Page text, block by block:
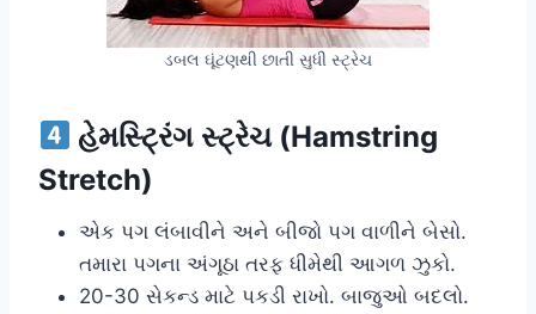
ડબલ ઘૂંટણથી છાતી સુધી સ્ટ્રેચ
હેમસ્ટ્રિંગ સ્ટ્રેચ (Hamstring
Stretch)
એક પગ લંબાવીને અને બીજો પગ વાળીને બેસો.
તમારા પગના અંગૂઠા તરફ ધીમેથી આગળ ઝુકો.
20-30 સેકન્ડ માટે પકડી રાખો. બાજુઓ બદલો.